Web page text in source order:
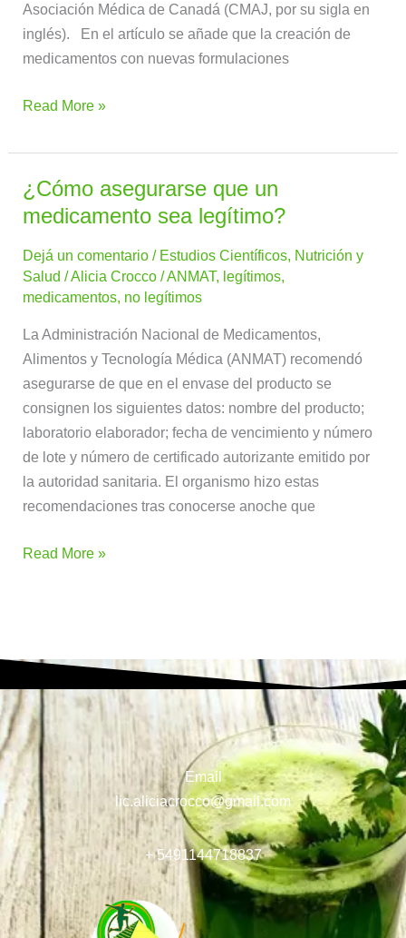
Asociación Médica de Canadá (CMAJ, por su sigla en
inglés). En el artículo se añade que la creación de
medicamentos con nuevas formulaciones
Read More »
¿Cómo asegurarse que un
medicamento sea legítimo?
Dejá un comentario / Estudios Científicos, Nutrición y
Salud /Alicia Crocco/ANMAT, legítimos,
medicamentos, no legítimos
La Administración Nacional de Medicamentos,
Alimentos y Tecnología Médica (ANMAT) recomendó
asegurarse de que en el envase del producto se
consignen los siguientes datos: nombre del producto;
laboratorio elaborador; fecha de vencimiento y número
de lote y número de certificado autorizante emitido por
la autoridad sanitaria. El organismo hizo estas
recomendaciones tras conocerse anoche que
¿Cómo
asegurarse
un
medicamento
legítimo?
Read More »
Email
lic.aliciacrocco@gmail.com
+ 5491144718837